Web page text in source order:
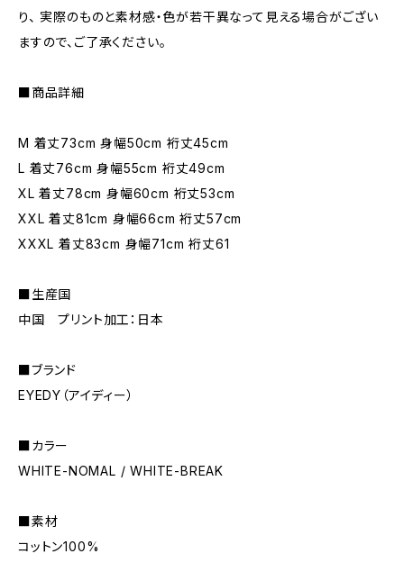
り、 実際のものと素材感・色が若干異なって見える場合がござい
ますので、ご了承ください。
■商品詳細
M 着丈73cm 身幅50cm 裄丈45cm
L 着丈76cm 身幅55cm 裄丈49cm
XL 着丈78cm 身幅60cm 裄丈53cm
XXL 着丈81cm 身幅66cm 裄丈57cm
XXXL 着丈83cm 身幅71cm 裄丈61
■生産国
中国 プリント加工：日本
■ブランド
EYEDY（アイディー）
■カラー
WHITE-NOMAL / WHITE-BREAK
■素材
コットン100%